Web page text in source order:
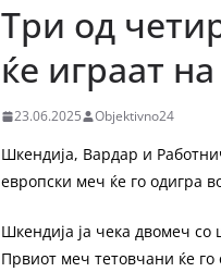
Три од
ќе играат
23.06.2025 Objektivno24
Шкендија, Вардар и
европски меч ќе го одигра
Шкендија ја чека двомеч
Првиот меч тетовчани ќе го